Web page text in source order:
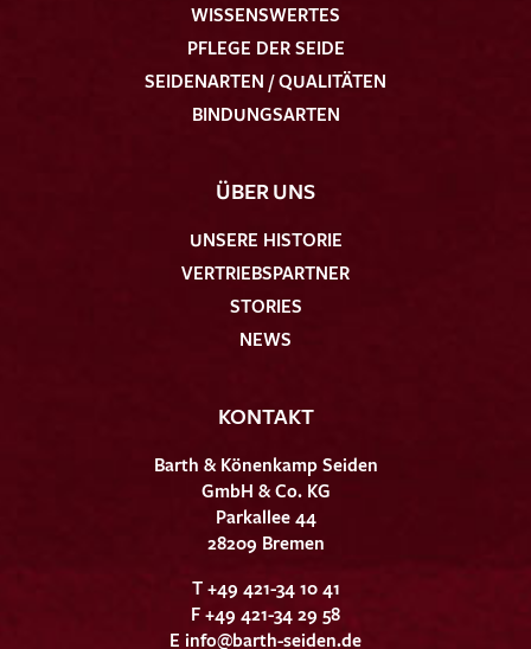
WISSENSWERTES
PFLEGE DER SEIDE
SEIDENARTEN / QUALITÄTEN
BINDUNGSARTEN
ÜBER UNS
UNSERE HISTORIE
VERTRIEBSPARTNER
STORIES
NEWS
KONTAKT
Barth & Könenkamp Seiden
GmbH & Co. KG
Parkallee 44
28209 Bremen
T +49 421-34 10 41
F +49 421-34 29 58
E info@barth-seiden.de